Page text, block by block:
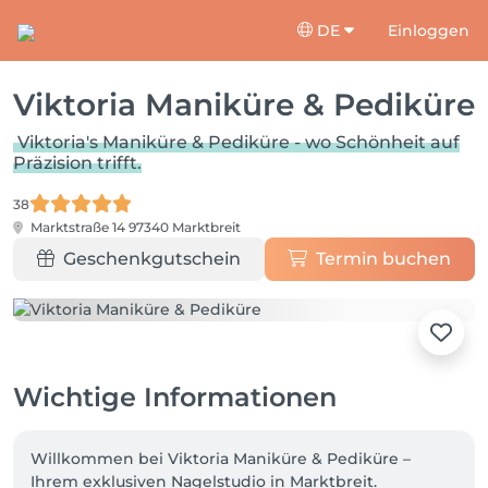
DE Einloggen
Viktoria Maniküre & Pediküre
Viktoria's Maniküre & Pediküre - wo Schönheit auf
Präzision trifft.
38
Marktstraße 14 97340 Marktbreit
Geschenkgutschein Termin buchen
Wichtige Informationen
Willkommen bei Viktoria Maniküre & Pediküre –
Ihrem exklusiven Nagelstudio in Marktbreit.